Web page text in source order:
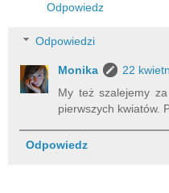
Odpowiedz
Odpowiedzi
Monika
22
My też szalejemy
pierwszych kwiatów.
Odpowiedz